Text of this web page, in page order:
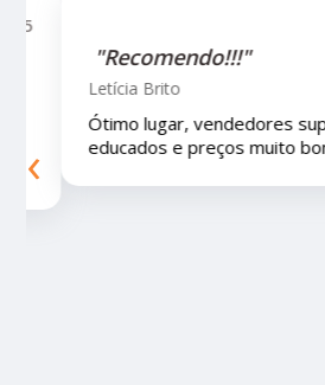
"Recomendo!!!"
Letícia Brito
Ótimo lugar, vendedores
educados e preços muito bons!
‹